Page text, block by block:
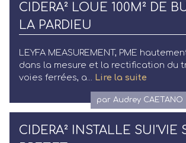
CIDERA² LOUE 100M² DE
LA PARDIEU
LEYFA MEASUREMENT, PME
dans la mesure et la rectification du
voies ferrées, a...
Lire la suite
par Audrey CAETANO
CIDERA² INSTALLE SUI'VIE